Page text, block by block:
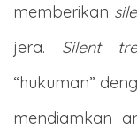
memberikan
jera. Silent
“hukuman”
mendiamkan